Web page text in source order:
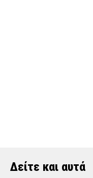
Δείτε και αυτά